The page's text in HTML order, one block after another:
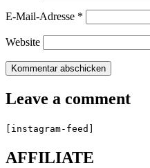
E-Mail-Adresse *
Website
Leave a comment
[instagram-feed]
AFFILIATE